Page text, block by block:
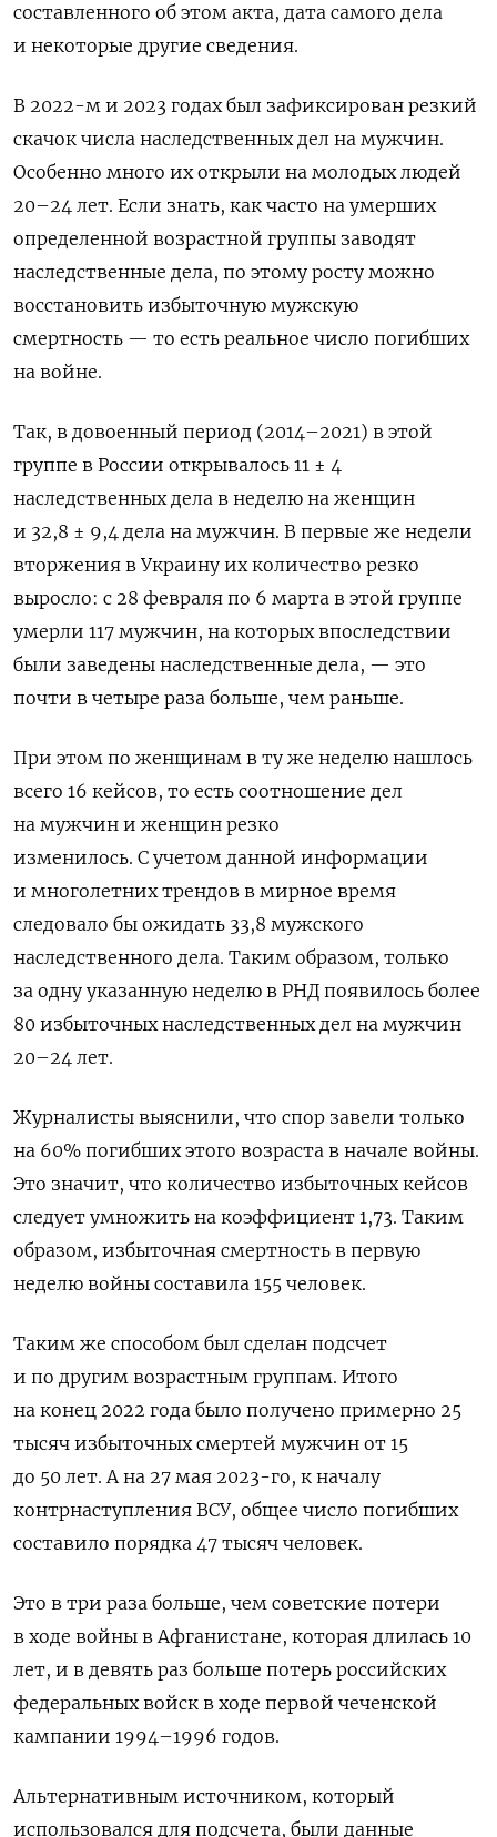
составленного об этом акта, дата самого дела
и некоторые другие сведения.
В 2022-м и 2023 годах был зафиксирован резкий
скачок числа наследственных дел на мужчин.
Особенно много их открыли на молодых людей
20–24 лет. Если знать, как часто на умерших
определенной возрастной группы заводят
наследственные дела, по этому росту можно
восстановить избыточную мужскую
смертность — то есть реальное число погибших
на войне.
Так, в довоенный период (2014–2021) в этой
группе в России открывалось 11 ± 4
наследственных дела в неделю на женщин
и 32,8 ± 9,4 дела на мужчин. В первые же недели
вторжения в Украину их количество резко
выросло: с 28 февраля по 6 марта в этой группе
умерли 117 мужчин, на которых впоследствии
были заведены наследственные дела, — это
почти в четыре раза больше, чем раньше.
При этом по женщинам в ту же неделю нашлось
всего 16 кейсов, то есть соотношение дел
на мужчин и женщин резко
изменилось. С учетом данной информации
и многолетних трендов в мирное время
следовало бы ожидать 33,8 мужского
наследственного дела. Таким образом, только
за одну указанную неделю в РНД появилось более
80 избыточных наследственных дел на мужчин
20–24 лет.
Журналисты выяснили, что спор завели только
на 60% погибших этого возраста в начале войны.
Это значит, что количество избыточных кейсов
следует умножить на коэффициент 1,73. Таким
образом, избыточная смертность в первую
неделю войны составила 155 человек.
Таким же способом был сделан подсчет
и по другим возрастным группам. Итого
на конец 2022 года было получено примерно 25
тысяч избыточных смертей мужчин от 15
до 50 лет. А на 27 мая 2023-го, к началу
контрнаступления ВСУ, общее число погибших
составило порядка 47 тысяч человек.
Это в три раза больше, чем советские потери
в ходе войны в Афганистане, которая длилась 10
лет, и в девять раз больше потерь российских
федеральных войск в ходе первой чеченской
кампании 1994–1996 годов.
Альтернативным источником, который
использовался для подсчета, были данные